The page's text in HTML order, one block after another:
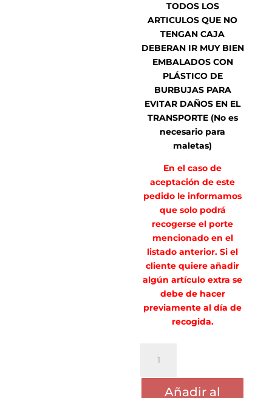
TODOS LOS
ARTICULOS QUE NO
TENGAN CAJA
DEBERAN IR MUY BIEN
EMBALADOS CON
PLÁSTICO DE
BURBUJAS PARA
EVITAR DAÑOS EN EL
TRANSPORTE (No es
necesario para
maletas)
En el caso de
aceptación de este
pedido le informamos
que solo podrá
recogerse el porte
mencionado en el
listado anterior. Si el
cliente quiere añadir
algún artículo extra se
debe de hacer
previamente al día de
recogida.
MARIA
DEL
CARMENAñadir al